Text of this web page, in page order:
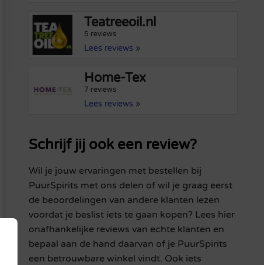
Teatreeoil.nl
5 reviews
Lees reviews »
Home-Tex
7 reviews
Lees reviews »
Schrijf jij ook een review?
Wil je jouw ervaringen met bestellen bij
PuurSpirits met ons delen of wil je graag eerst
de beoordelingen van andere klanten lezen
voordat je beslist iets te gaan kopen? Lees hier
onafhankelijke reviews van echte klanten en
bepaal aan de hand daarvan of je PuurSpirits
een betrouwbare winkel vindt. Ook iets